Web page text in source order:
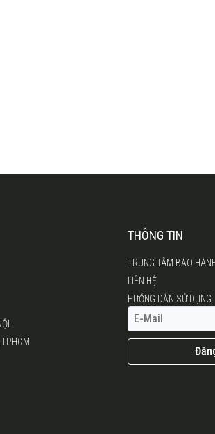
THÔNG TIN
TRUNG TÂM BẢO
LIÊN HỆ
HƯỚNG DẪN SỬ DỤNG